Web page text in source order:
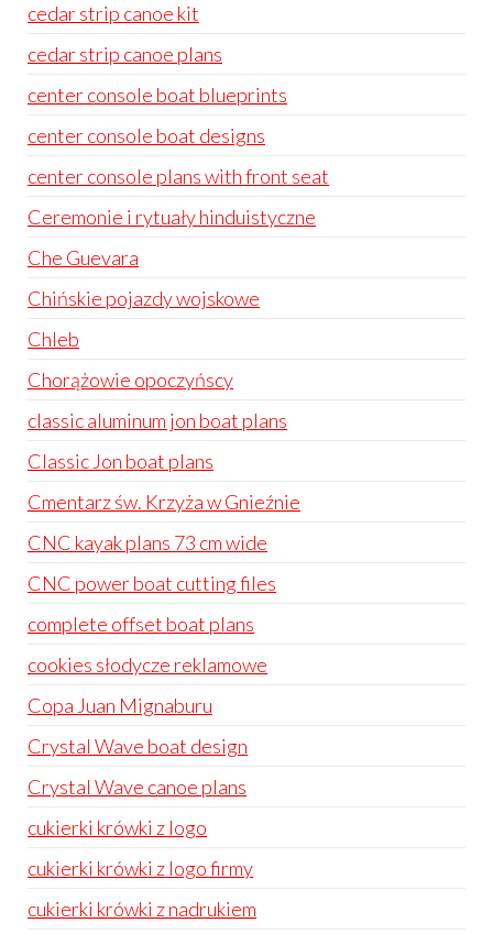
cedar strip canoe kit
cedar strip canoe plans
center console boat blueprints
center console boat designs
center console plans with front seat
Ceremonie i rytuały hinduistyczne
Che Guevara
Chińskie pojazdy wojskowe
Chleb
Chorążowie opoczyńscy
classic aluminum jon boat plans
Classic Jon boat plans
Cmentarz św. Krzyża w Gnieźnie
CNC kayak plans 73 cm wide
CNC power boat cutting files
complete offset boat plans
cookies słodycze reklamowe
Copa Juan Mignaburu
Crystal Wave boat design
Crystal Wave canoe plans
cukierki krówki z logo
cukierki krówki z logo firmy
cukierki krówki z nadrukiem